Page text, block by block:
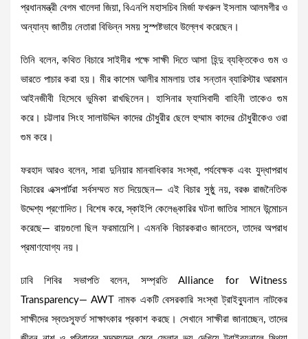
প্রধানমন্ত্রী বেগম খালেদা জিয়া, বিএনপি মহাসচিব মির্জা ফখরুল ইসলাম আলমগীর ও
অন্যান্য জাতীয় নেতারা বিভিন্ন সময় সুস্পষ্টভাবে উল্লেখ করেছেন।
তিনি বলেন, কথিত বিচারে সাইদীর পক্ষে সাক্ষী দিতে আসা হিন্দু ব্যক্তিকেও গুম ও
ভারতে পাচার করা হয়। মীর কাশেম আলীর মামলায় তার সন্তান ব্যারিস্টার আরমান
আইনজীবী হিসেবে ভুমিকা রাখছিলেন। হাসিনার ফ্যাসিবাদী বাহিনী তাকেও গুম
করে। চট্টলার সিংহ সালাউদ্দিন কাদের চৌধুরীর ছেলে হুম্মাম কাদের চৌধুরীকেও ওরা
গুম করে।
ফরহাদ আরও বলেন, সারা দুনিয়ার মানবাধিকার সংস্থা, পর্যবেক্ষক এবং যুদ্ধাপরাধ
বিচারের এক্সপার্টরা সর্বসম্মত মত দিয়েছেন— এই বিচার সুষ্ঠু নয়, বরঞ্চ রাজনৈতিক
উদ্দেশ্য প্রণোদিত। বিশেষ করে, স্কাইপি কেলেঙ্কারির ঘটনা জাতির সামনে উন্মোচন
করেছে— রায়গুলো ছিল ফরমায়েশি। এমনকি বিচারকরাও জানতেন, তাদের অপরাধ
প্রমাণযোগ্য নয়।
ঢাবি শিবির সভাপতি বলেন, সম্প্রতি Alliance for Witness
Transparency— AWT নামক একটি বেসরকারি সংস্থা ট্রাইব্যুনাল নাটকের
সাক্ষীদের স্বতঃস্ফূর্ত সাক্ষাৎকার প্রকাশ করছে। সেখানে সাক্ষীরা জানাচ্ছেন, তাদের